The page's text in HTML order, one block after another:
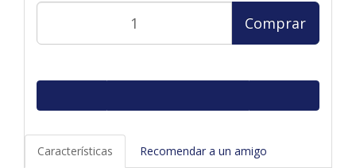
Comprar
Características Recomendar a un amigo